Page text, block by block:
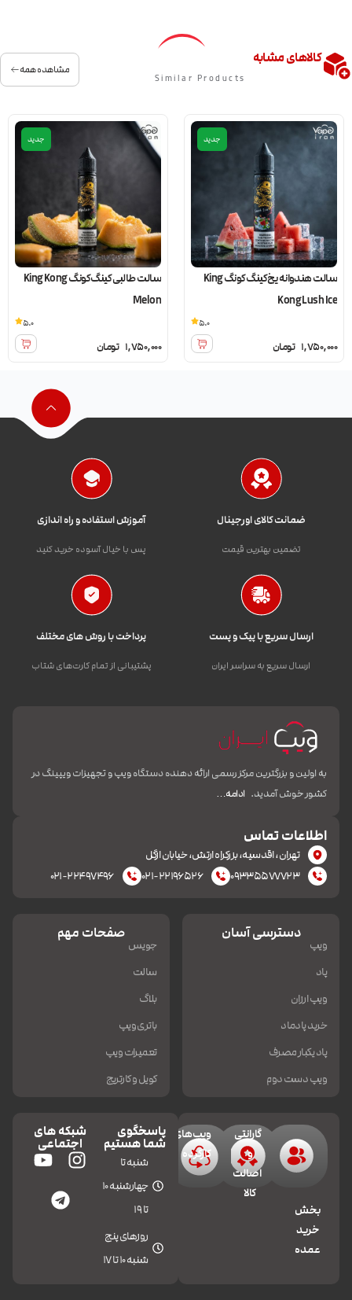
کالاهای مشابه
Similar Products
مشاهده همه
جدید
سالت هندوانه یخ کینگ کونگ King
Kong Lush Ice
1,750,000 تومان
5.0
جدید
سالت طالبی کینگ کونگ King Kong
Melon
1,750,000 تومان
5.0
ضمانت کالای اورجینال
تضمین بهترین قیمت
آموزش استفاده و راه اندازی
پس با خیال آسوده خرید کنید
ارسال سریع با پیک و پست
ارسال سریع به سراسر ایران
پرداخت با روش های مختلف
پشتیبانی از تمام کارت‌های شتاب
به اولین و بزرگترین مرکز رسمی ارائه دهنده دستگاه ویپ و تجهیزات ویپینگ در
کشور خوش آمدید. ادامه…
اطلاعات تماس
تهران، اقدسیه، بزرکراه ارتش، خیابان ازگل
۰۹۳۳۵۵۷۷۷۲۳
۰۲۱-۲۲۱۹۶۵۲۶ ۰۲۱-۲۲۴۹۷۴۹۶
دسترسی آسان
ویپ
پاد
ویپ ارزان
خرید پادماد
پاد یکبار مصرف
ویپ دست دوم
صفحات مهم
جویس
سالت
بلاگ
باتری ویپ
تعمیرات ویپ
کویل و کارتریج
بخش
خرید
عمده
گارانتی
و
اصالت
کالا
ویپ‌های
کارکرده
پاسخگوی
شما هستیم
شنبه تا
چهارشنبه 10
تا 19
روزهای پنج
شنبه 10 تا 17
شبکه های
اجتماعی